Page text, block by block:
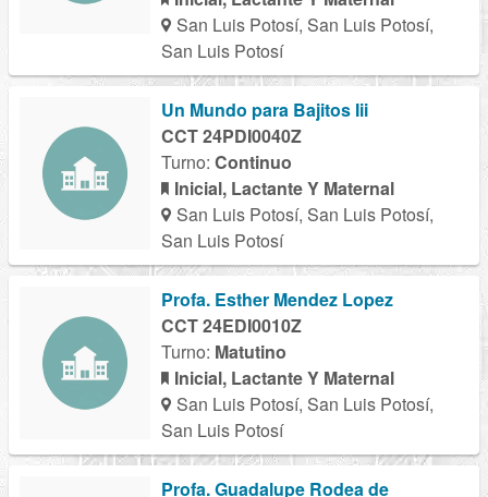
San Luis Potosí, San Luis Potosí,
San Luis Potosí
Un Mundo para Bajitos Iii
CCT 24PDI0040Z
Turno: Continuo
Inicial, Lactante Y Maternal
San Luis Potosí, San Luis Potosí,
San Luis Potosí
Profa. Esther Mendez Lopez
CCT 24EDI0010Z
Turno: Matutino
Inicial, Lactante Y Maternal
San Luis Potosí, San Luis Potosí,
San Luis Potosí
Profa. Guadalupe Rodea de